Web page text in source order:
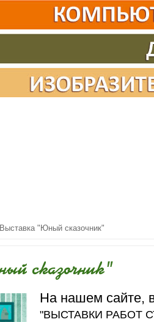
"Юный сказочник"
сказочник"
На нашем сайте,
"ВЫСТАВКИ РАБОТ